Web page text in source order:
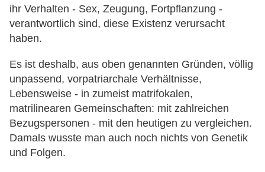
ihr Verhalten - Sex, Zeugung, Fortpflanzung -
verantwortlich sind, diese Existenz verursacht
haben.
Es ist deshalb, aus oben genannten Gründen, völlig
unpassend, vorpatriarchale Verhältnisse,
Lebensweise - in zumeist matrifokalen,
matrilinearen Gemeinschaften: mit zahlreichen
Bezugspersonen - mit den heutigen zu vergleichen.
Damals wusste man auch noch nichts von Genetik
und Folgen.